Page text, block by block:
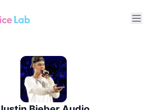
AI Voice Over